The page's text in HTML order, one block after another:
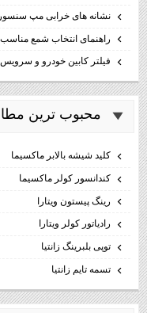
نشانه های خرابی مپ
راهنمای انتخاب شمع مناسب
فیلتر کابین خودرو و
محبوب ترين
كليد شيشه بالابر ماكسيما
كندانسور كولر ماكسيما
رینگ پیستون ویتارا
رادیاتور کولر ویتارا
توپی بلبرینگ زانتیا
تسمه تایم زانتیا